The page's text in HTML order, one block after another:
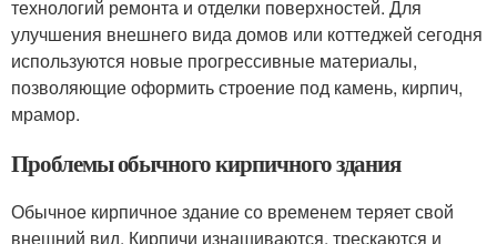
технологий ремонта и отделки поверхностей. Для
улучшения внешнего вида домов или коттеджей сегодня
используются новые прогрессивные материалы,
позволяющие оформить строение под камень, кирпич,
мрамор.
Проблемы обычного кирпичного здания
Обычное кирпичное здание со временем теряет свой
внешний вид. Кирпичи изнашиваются, трескаются и